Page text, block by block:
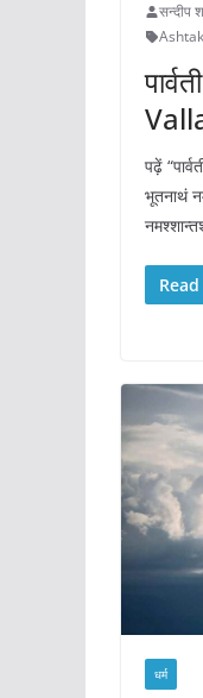
सन्दीप
पढ़ें
भूतनाथं
धर्म